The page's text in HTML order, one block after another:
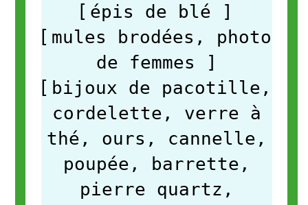
[ épis de blé ]
[ mules brodées, photo
de femmes
]
[ bijoux de pacotille,
cordelette, verre à
thé, ours, cannelle,
poupée, barrette,
pierre quartz,